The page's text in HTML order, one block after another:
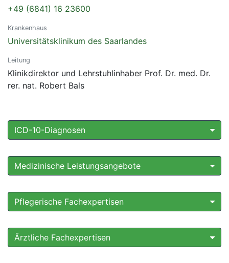
+49 (6841) 16 23600
Krankenhaus
Universitätsklinikum des Saarlandes
Leitung
Klinikdirektor und Lehrstuhlinhaber Prof. Dr. med. Dr.
rer. nat. Robert Bals
ICD-10-Diagnosen
Medizinische Leistungsangebote
Pflegerische Fachexpertisen
Ärztliche Fachexpertisen